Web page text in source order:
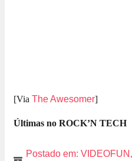
[Via The Awesomer]
Últimas no ROCK’N TECH
Postado em: VIDEOFUN ,